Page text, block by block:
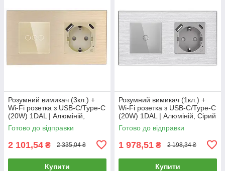
Розумний вимикач (3кл.) +
Wi-Fi розетка з USB-C/Type-C
(20W) 1DAL | Алюміній,
Золото (A157-GSW3G.WF-
STUTC.WF.GD)
Готово до відправки
2 101,54 ₴ 2 335,04 ₴
Купити
Розумний вимикач (1кл.) +
Wi-Fi розетка з USB-C/Type-C
(20W) 1DAL | Алюміній, Сірий
(A157-GSW1G.WF-
STUTC.WF.GR)
Готово до відправки
1 978,51 ₴ 2 198,34 ₴
Купити